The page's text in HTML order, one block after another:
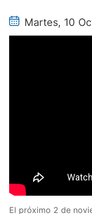
Martes, 10
El próximo 2 de